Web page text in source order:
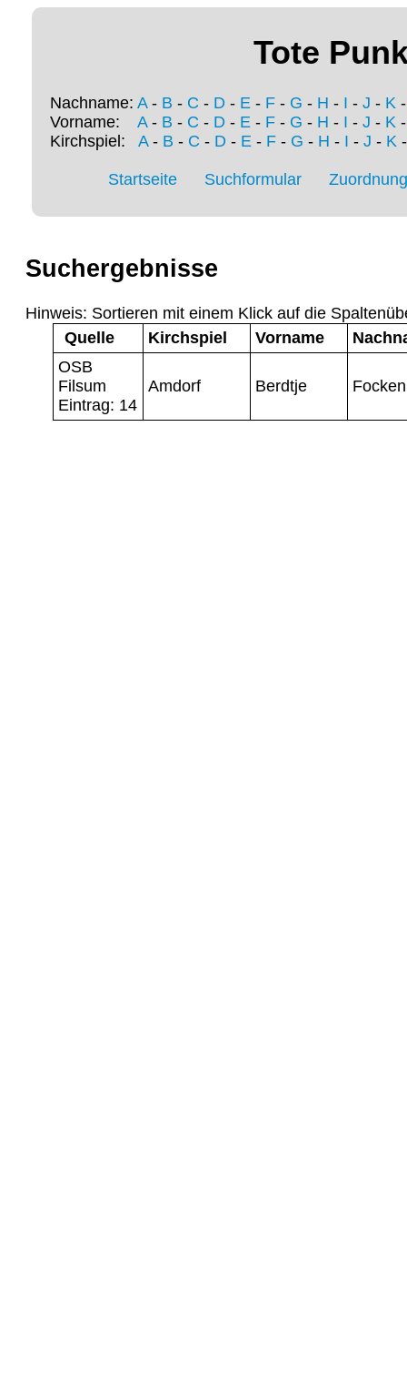
Tote
Nachname: A- B - C - D - E - F - G - H - I - J - K
Vorname: A- B - C - D - E - F - G - H - I - J - K
Kirchspiel: A- B - C - D- E- F- G - H - I - J - K
Startseite Suchformular
Suchergebnisse
Hinweis: Sortieren mit einem Klick auf die
Quelle
Kirchspiel Vorname
OSB
Filsum
Eintrag: 14
Amdorf Berdtje Focken